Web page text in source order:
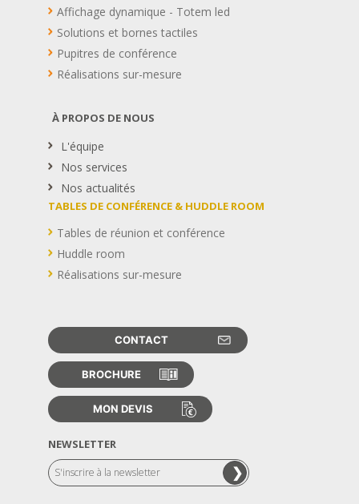
Affichage dynamique - Totem led
Solutions et bornes tactiles
Pupitres de conférence
Réalisations sur-mesure
À PROPOS DE NOUS
L'équipe
Nos services
Nos actualités
TABLES DE CONFÉRENCE & HUDDLE ROOM
Tables de réunion et conférence
Huddle room
Réalisations sur-mesure
NEWSLETTER
CONTACT
BROCHURE
MON DEVIS